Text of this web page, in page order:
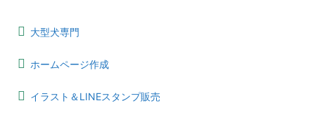
大型犬専門
ホームページ作成
イラスト＆LINEスタンプ販売